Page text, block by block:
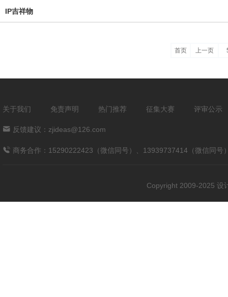
IP吉祥物
首页 上一页
关于我们 免责声明 热门推荐 征集大赛 评审公示
反馈建议：zjideas@126.com
商务合作：15290222423（微信同号）、13939737414（微信同号
Copyright 2009-2025 设